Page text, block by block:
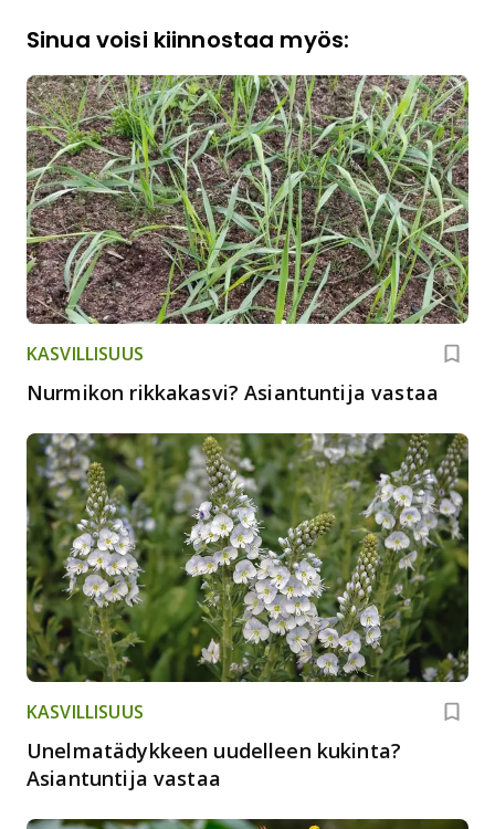
Sinua voisi kiinnostaa myös:
KASVILLISUUS
Nurmikon rikkakasvi? Asiantuntija vastaa
KASVILLISUUS
Unelmatädykkeen uudelleen kukinta?
Asiantuntija vastaa